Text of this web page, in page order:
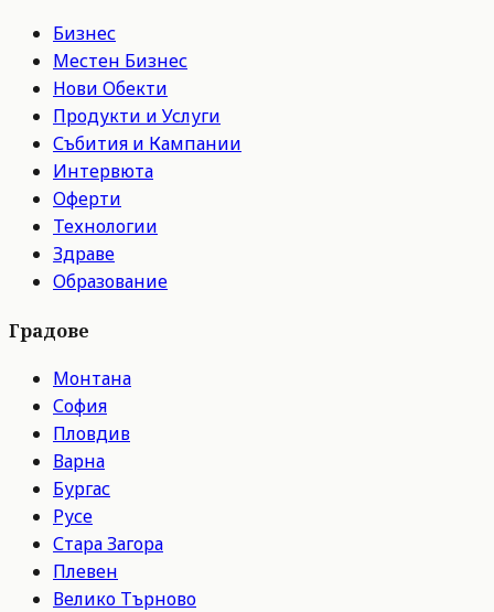
Бизнес
Местен Бизнес
Нови Обекти
Продукти и Услуги
Събития и Кампании
Интервюта
Оферти
Технологии
Здраве
Образование
Градове
Монтана
София
Пловдив
Варна
Бургас
Русе
Стара Загора
Плевен
Велико Търново